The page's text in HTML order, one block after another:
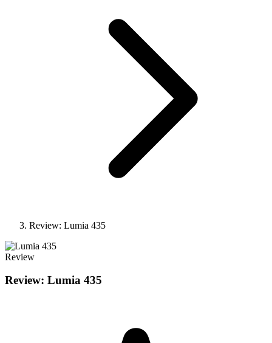
Review: Lumia 435
Review
Review: Lumia 435